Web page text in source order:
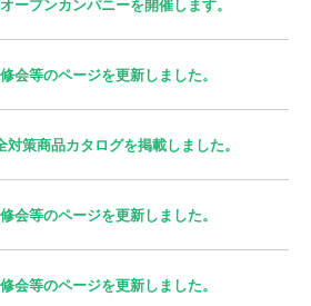
ープンカンパニーを開催します。
会等のページを更新しました。
対策商品カタログを掲載しました。
会等のページを更新しました。
会等のページを更新しました。